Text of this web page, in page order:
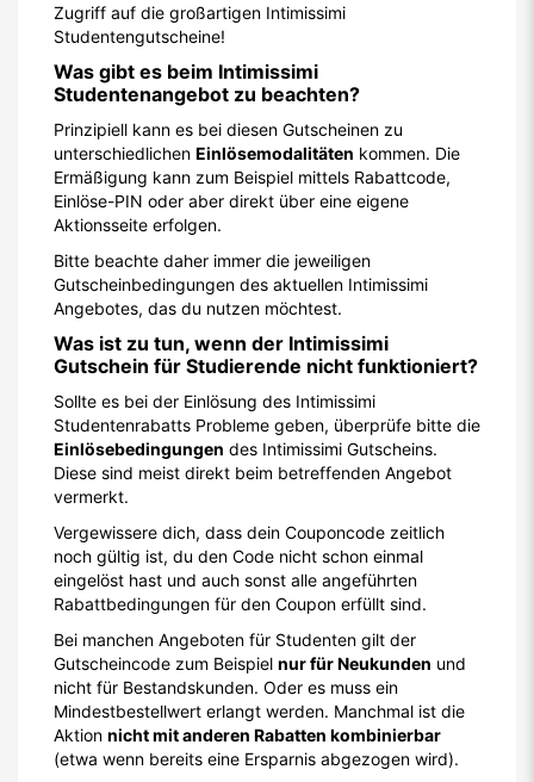
Zugriff auf die großartigen Intimissimi
Studentengutscheine!
Was gibt es beim Intimissimi
Studentenangebot zu beachten?
Prinzipiell kann es bei diesen Gutscheinen zu
unterschiedlichen Einlösemodalitäten kommen. Die
Ermäßigung kann zum Beispiel mittels Rabattcode,
Einlöse-PIN oder aber direkt über eine eigene
Aktionsseite erfolgen.
Bitte beachte daher immer die jeweiligen
Gutscheinbedingungen des aktuellen Intimissimi
Angebotes, das du nutzen möchtest.
Was ist zu tun, wenn der Intimissimi
Gutschein für Studierende nicht funktioniert?
Sollte es bei der Einlösung des Intimissimi
Studentenrabatts Probleme geben, überprüfe bitte die
Einlösebedingungen des Intimissimi Gutscheins.
Diese sind meist direkt beim betreffenden Angebot
vermerkt.
Vergewissere dich, dass dein Couponcode zeitlich
noch gültig ist, du den Code nicht schon einmal
eingelöst hast und auch sonst alle angeführten
Rabattbedingungen für den Coupon erfüllt sind.
Bei manchen Angeboten für Studenten gilt der
Gutscheincode zum Beispiel nur für Neukunden und
nicht für Bestandskunden. Oder es muss ein
Mindestbestellwert erlangt werden. Manchmal ist die
Aktion nicht mit anderen Rabatten kombinierbar
(etwa wenn bereits eine Ersparnis abgezogen wird).